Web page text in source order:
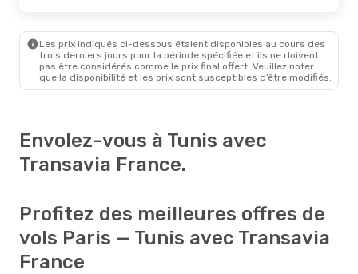
Les prix indiqués ci-dessous étaient disponibles au cours des
trois derniers jours pour la période spécifiée et ils ne doivent
pas être considérés comme le prix final offert. Veuillez noter
que la disponibilité et les prix sont susceptibles d’être modifiés.
Envolez-vous à Tunis avec
Transavia France.
Profitez des meilleures offres de
vols Paris — Tunis avec Transavia
France